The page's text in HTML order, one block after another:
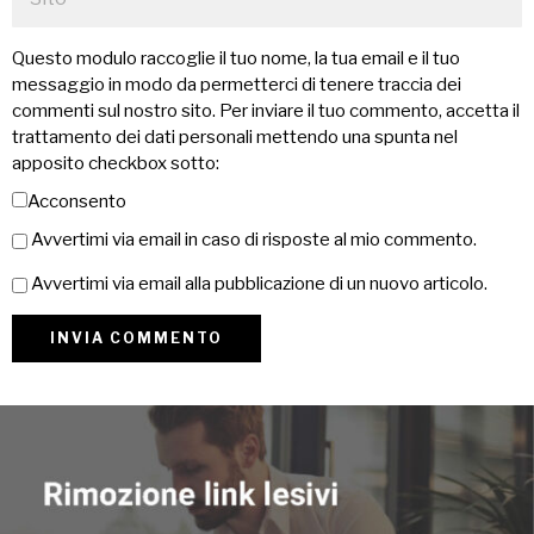
Questo modulo raccoglie il tuo nome, la tua email e il tuo
messaggio in modo da permetterci di tenere traccia dei
commenti sul nostro sito. Per inviare il tuo commento, accetta il
trattamento dei dati personali mettendo una spunta nel
apposito checkbox sotto:
Acconsento
Avvertimi via email in caso di risposte al mio commento.
Avvertimi via email alla pubblicazione di un nuovo articolo.